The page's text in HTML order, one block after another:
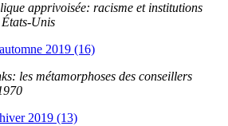
apprivoisée: racisme et institutions
Unis
2019 (16)
les métamorphoses des conseillers
2019 (13)